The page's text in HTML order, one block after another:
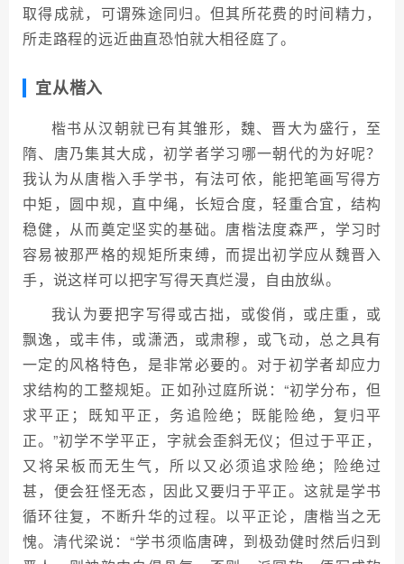
取得成就，可谓殊途同归。但其所花费的时间精力，
所走路程的远近曲直恐怕就大相径庭了。
宜从楷入
楷书从汉朝就已有其雏形，魏、晋大为盛行，至
隋、唐乃集其大成，初学者学习哪一朝代的为好呢？
我认为从唐楷入手学书，有法可依，能把笔画写得方
中矩，圆中规，直中绳，长短合度，轻重合宜，结构
稳健，从而奠定坚实的基础。唐楷法度森严，学习时
容易被那严格的规矩所束缚，而提出初学应从魏晋入
手，说这样可以把字写得天真烂漫，自由放纵。
我认为要把字写得或古拙，或俊俏，或庄重，或
飘逸，或丰伟，或潇洒，或肃穆，或飞动，总之具有
一定的风格特色，是非常必要的。对于初学者却应力
求结构的工整规矩。正如孙过庭所说：“初学分布，但
求平正；既知平正，务追险绝；既能险绝，复归平
正。”初学不学平正，字就会歪斜无仪；但过于平正，
又将呆板而无生气，所以又必须追求险绝；险绝过
甚，便会狂怪无态，因此又要归于平正。这就是学书
循环往复，不断升华的过程。以平正论，唐楷当之无
愧。清代梁说：“学书须临唐碑，到极劲健时然后归到